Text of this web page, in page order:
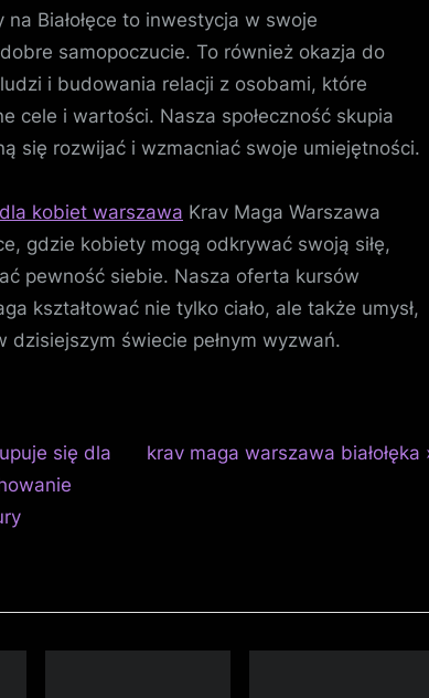
Białołęce to inwestycja w swoje
samopoczucie. To również okazja do
i budowania relacji z osobami, które
cele i wartości. Nasza społeczność skupia
się rozwijać i wzmacniać swoje umiejętności.
kobiet warszawa Krav Maga Warszawa
gdzie kobiety mogą odkrywać swoją siłę,
pewność siebie. Nasza oferta kursów
kształtować nie tylko ciało, ale także umysł,
dzisiejszym świecie pełnym wyzwań.
się dla
N
o
krav maga warszawa białołęka